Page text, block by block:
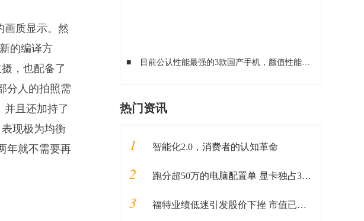
画质显示。然
的编译方
，也配备了
分人的拍照需
并且还加持了
现极为均衡
年就不需要再
■ 目前公认性能最强的3款国产手机，颜值性能兼具，用三年不落伍
热门资讯
1 智能化2.0，消费者的认知革命
2 跑分超50万的电脑配置单 显卡独占30万+
3 福特业绩低迷引发股价下挫 市值已不足特斯拉四分之一